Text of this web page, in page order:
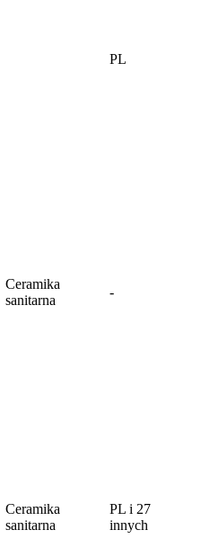
PL
Ceramika
sanitarna
-
Ceramika
sanitarna
PL i 27
innych